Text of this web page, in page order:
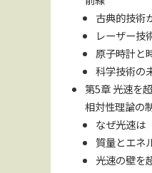
古典的技術
レーザー技
原子時計と
科学技術の
第5章 光速を
相対性理論の
なぜ光速は
質量とエネ
光速の壁を